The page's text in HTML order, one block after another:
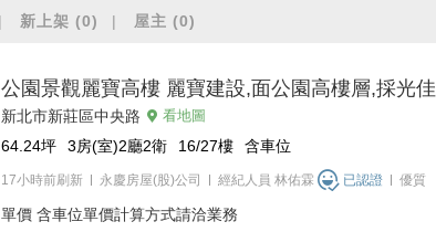
新上架 (0) 屋主 (0)
公園景觀麗寶高樓 麗寶建設,面公園高樓層,採光佳
新北市新莊區中央路 看地圖
64.24坪 3房(室)2廳2衛 16/27樓 含車位
17小時前刷新 永慶房屋(股)公司 經紀人員 林佑霖 已認證 優質
單價 含車位單價計算方式請洽業務